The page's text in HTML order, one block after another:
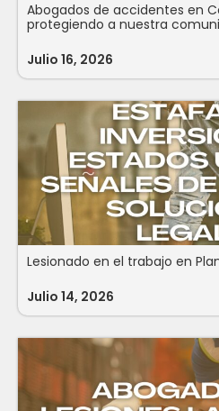
Abogados de accidentes en
protegiendo a nuestra
Julio 16, 2026
Lesionado en el trabajo en
Julio 14, 2026